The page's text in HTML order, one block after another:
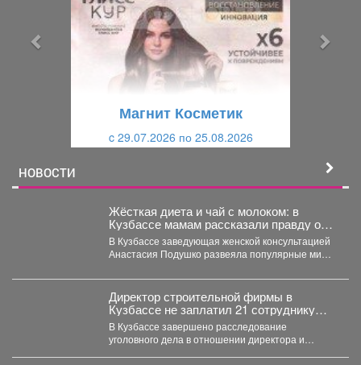
Магнит Косметик
c 29.07.2026 по 25.08.2026
НОВОСТИ
Жёсткая диета и чай с молоком: в
Кузбассе мамам рассказали правду о
грудном вскармливании
В Кузбассе заведующая женской консультацией
Анастасия Подушко развеяла популярные мифы
Директор строительной фирмы в
Кузбассе не заплатил 21 сотруднику
деньги
В Кузбассе завершено расследование
уголовного дела в отношении директора и